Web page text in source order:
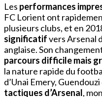
Les performances
FC Lorient ont
plusieurs clubs, et en
significatifvers Arsenal
anglaise. Son
parcours difficile mais
la nature rapide du
d’Unai Emery,
tactiques d’Arsenal,